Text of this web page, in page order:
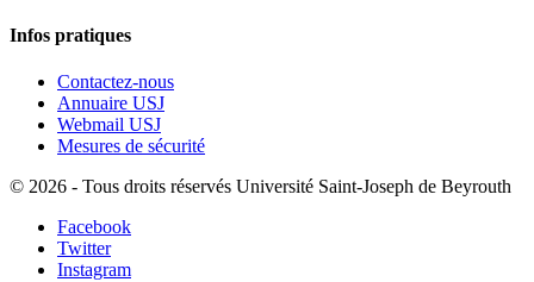
Infos pratiques
Contactez-nous
Annuaire USJ
Webmail USJ
Mesures de sécurité
© 2026 - Tous droits réservés Université Saint-Joseph de Beyrouth
Facebook
Twitter
Instagram